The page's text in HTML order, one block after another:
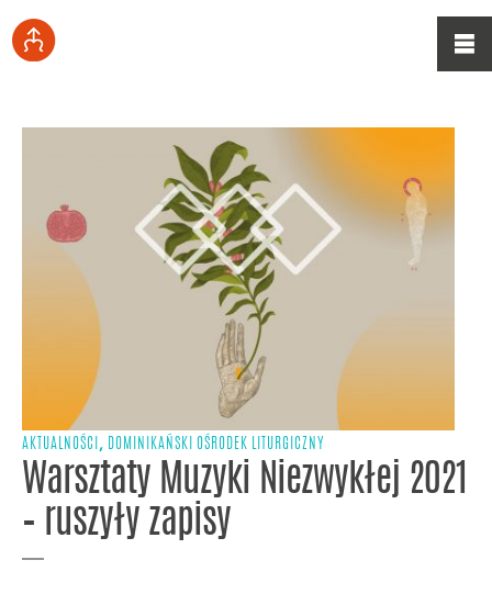
AKTUALNOŚCI , DOMINIKAŃSKI OŚRODEK LITURGICZNY
Warsztaty Muzyki Niezwykłej 2021
– ruszyły zapisy